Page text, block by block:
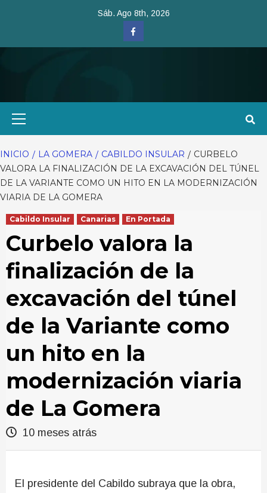
Sáb. Ago 8th, 2026
Facebook
INICIO LA GOMERA CABILDO INSULAR
CURBELO
VALORA LA FINALIZACIÓN DE LA EXCAVACIÓN DEL TÚNEL
DE LA VARIANTE COMO UN HITO EN LA MODERNIZACIÓN
VIARIA DE LA GOMERA
Cabildo Insular Canarias En Portada
Curbelo valora la
finalización de la
excavación del túnel
de la Variante como
un hito en la
modernización viaria
de La Gomera
10 meses atrás
El presidente del Cabildo subraya que la obra,